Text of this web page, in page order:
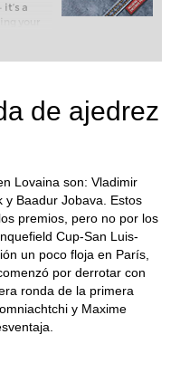
a
your
already
you can
a
de ajedrez
Lovaina son: Vladimir
y Baadur Jobava. Estos
premios, pero no por los
Cup-San Luis-
un poco floja en París,
por derrotar con
ronda de la primera
y Maxime